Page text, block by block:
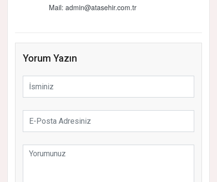
Mail: admin@atasehir.com.tr
Yorum Yazın